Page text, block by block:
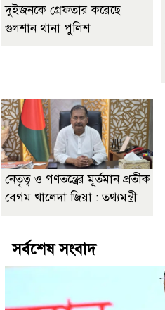
দুইজনকে গ্রেফতার করেছে
গুলশান থানা পুলিশ
নেতৃত্ব ও গণতন্ত্রের মূর্তমান প্রতীক
বেগম খালেদা জিয়া : তথ্যমন্ত্রী
সর্বশেষ সংবাদ